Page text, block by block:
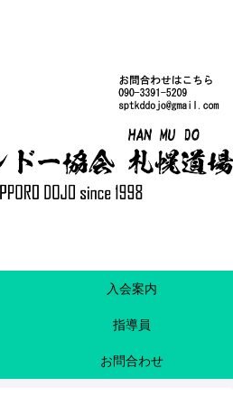
入会案内
指導員
お問合わせ